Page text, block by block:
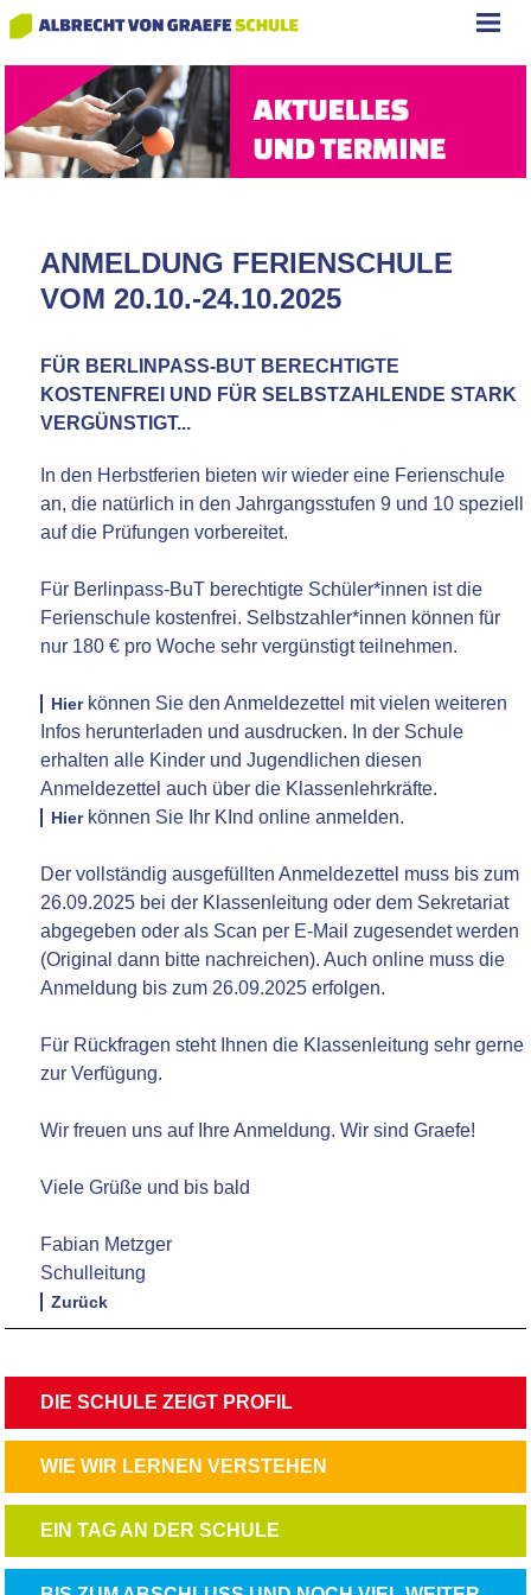
ANMELDUNG FERIENSCHULE
VOM 20.10.-24.10.2025
FÜR BERLINPASS-BUT BERECHTIGTE
KOSTENFREI UND FÜR SELBSTZAHLENDE STARK
VERGÜNSTIGT...
In den Herbstferien bieten wir wieder eine Ferienschule
an, die natürlich in den Jahrgangsstufen 9 und 10 speziell
auf die Prüfungen vorbereitet.
Für Berlinpass-BuT berechtigte Schüler*innen ist die
Ferienschule kostenfrei. Selbstzahler*innen können für
nur 180 € pro Woche sehr vergünstigt teilnehmen.
Hierkönnen Sie den Anmeldezettel mit vielen weiteren
Infos herunterladen und ausdrucken. In der Schule
erhalten alle Kinder und Jugendlichen diesen
Anmeldezettel auch über die Klassenlehrkräfte.
Hierkönnen Sie Ihr KInd online anmelden.
Der vollständig ausgefüllten Anmeldezettel muss bis zum
26.09.2025 bei der Klassenleitung oder dem Sekretariat
abgegeben oder als Scan per E-Mail zugesendet werden
(Original dann bitte nachreichen). Auch online muss die
Anmeldung bis zum 26.09.2025 erfolgen.
Für Rückfragen steht Ihnen die Klassenleitung sehr gerne
zur Verfügung.
Wir freuen uns auf Ihre Anmeldung. Wir sind Graefe!
Viele Grüße und bis bald
Fabian Metzger
Schulleitung
Zurück
NAVIGATION
ÜBERSPRINGEN
DIE SCHULE ZEIGT PROFIL
NAVIGATION
ÜBERSPRINGEN
WIE WIR LERNEN VERSTEHEN
NAVIGATION
ÜBERSPRINGEN
EIN TAG AN DER SCHULE